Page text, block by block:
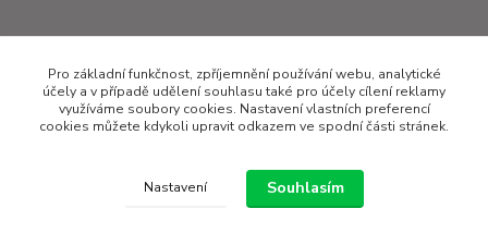
+420 607 075 655
rapera@rapera.cz
Pro základní funkčnost, zpříjemnění používání webu, analytické
účely a v případě udělení souhlasu také pro účely cílení reklamy
využíváme soubory cookies. Nastavení vlastních preferencí
cookies můžete kdykoli upravit odkazem ve spodní části stránek.
Nastavení Souhlasím